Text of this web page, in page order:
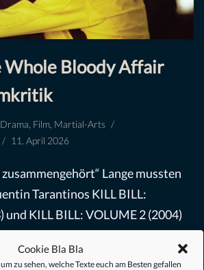
Cookie Bla Bla
zu sehen, welche Texte euch am Besten gefallen
Whole Bloody Affair
Drama Film Martial-Arts
11. April 2026
Lange mussten
Tarantinos KILL BILL:
und KILL BILL: VOLUME 2 (2004)
ins Kino kommen wird –